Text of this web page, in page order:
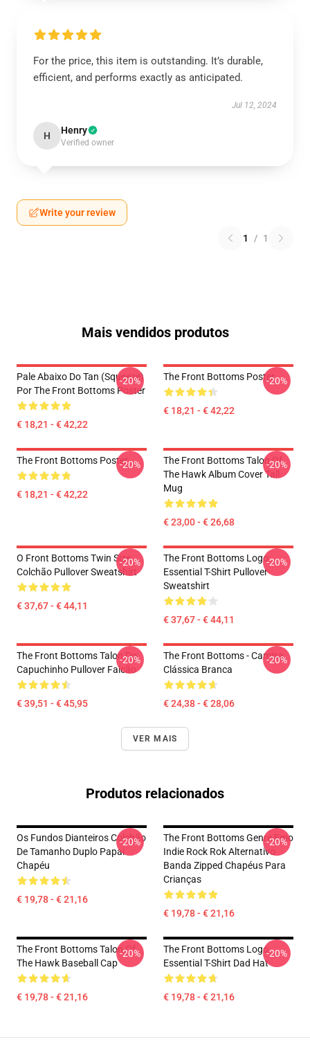
For the price, this item is outstanding. It’s durable,
efficient, and performs exactly as anticipated.
Jul 12, 2024
H Henry
Verified owner
Write your review
1 / 1
Mais vendidos produtos
Pale Abaixo Do Tan (Squeeze)
Por The Front Bottoms Poster
€ 18,21 - € 42,22
-20% The Front Bottoms Poster
€ 18,21 - € 42,22
-20%
The Front Bottoms Poster
€ 18,21 - € 42,22
-20%
The Front Bottoms Talon Of
The Hawk Album Cover Tall
Mug
€ 23,00 - € 26,68
-20%
O Front Bottoms Twin Size
Colchão Pullover Sweatshirt
€ 37,67 - € 44,11
-20%
The Front Bottoms Logo
Essential T-Shirt Pullover
Sweatshirt
€ 37,67 - € 44,11
-20%
The Front Bottoms Talon Do
Capuchinho Pullover Falcão
€ 39,51 - € 45,95
-20%
The Front Bottoms - Camisa
Clássica Branca
€ 24,38 - € 28,06
-20%
VER MAIS
Produtos relacionados
Os Fundos Dianteiros Colchão
De Tamanho Duplo Papai
Chapéu
€ 19,78 - € 21,16
-20%
The Front Bottoms Genre Emo
Indie Rock Rok Alternativo
Banda Zipped Chapéus Para
Crianças
€ 19,78 - € 21,16
-20%
The Front Bottoms Talon Of
The Hawk Baseball Cap
€ 19,78 - € 21,16
-20%
The Front Bottoms Logo
Essential T-Shirt Dad Hat
€ 19,78 - € 21,16
-20%